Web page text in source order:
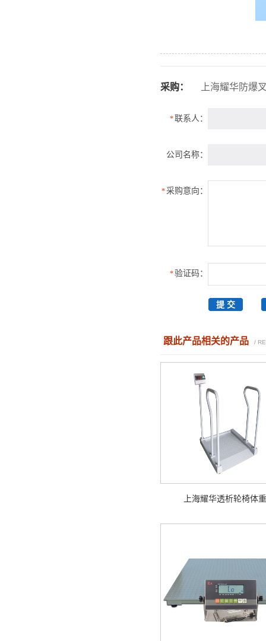
采购： 上海耀华防爆
*联系人：
公司名称：
*采购意向：
*验证码：
跟此产品相关的产品 /
上海耀华透析轮椅体